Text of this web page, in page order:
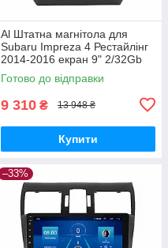
Al Штатна магнітола для
Subaru Impreza 4 Рестайлінг
2014-2016 екран 9" 2/32Gb
4G Wi-Fi GPS Top Android
Готово до відправки
9 310 ₴ 13 948 ₴
Купити
–33%